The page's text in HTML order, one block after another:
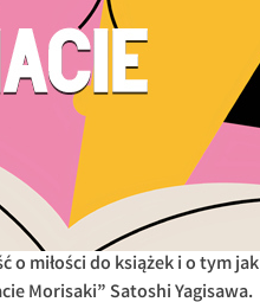
o miłości do książek i o tym jak
Morisaki” Satoshi Yagisawa.